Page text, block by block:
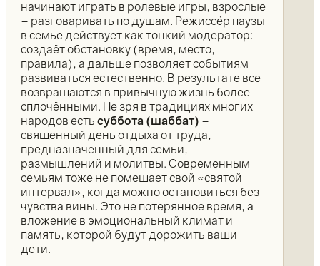
начинают играть в ролевые игры, взрослые
– разговаривать по душам. Режиссёр паузы
в семье действует как тонкий модератор:
создаёт обстановку (время, место,
правила), а дальше позволяет событиям
развиваться естественно. В результате все
возвращаются в привычную жизнь более
сплочёнными. Не зря в традициях многих
народов есть суббота (шаббат) –
священный день отдыха от труда,
предназначенный для семьи,
размышлений и молитвы. Современным
семьям тоже не помешает свой «святой
интервал», когда можно остановиться без
чувства вины. Это не потерянное время, а
вложение в эмоциональный климат и
память, которой будут дорожить ваши
дети.